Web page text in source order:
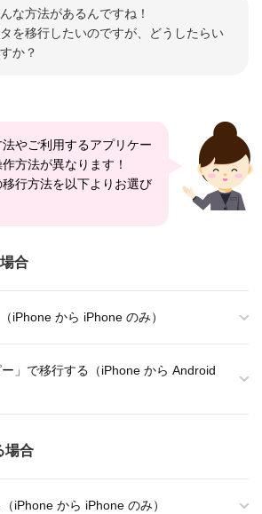
な方法があるんですね！
を移行したいのですが、どうしたらい
か？
やご利用するアプリケー
方法が異なります！
行方法を以下よりお選び
合
iPhone から iPhone のみ）
ー」で移行する（iPhone から Android
場合
iPhone から iPhone のみ）